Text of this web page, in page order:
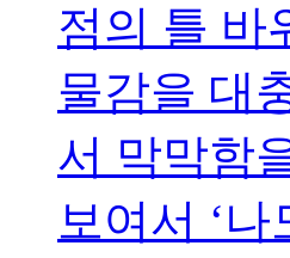
점의 틀 바
물감을 대
서 막막함
보여서 ‘